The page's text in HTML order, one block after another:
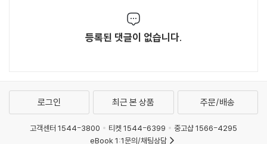
등록된 댓글이 없습니다.
로그인 최근 본 상품 주문/배송
고객센터 1544-3800 티켓 1544-6399
중고샵 1566-4295
eBook 1:1문의/채팅상담